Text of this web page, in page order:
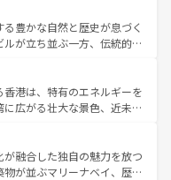
多彩な魅力を心ゆくまで味
い。 なお、新着の韓国情報はコンテンツ一
。ハノイの古い町並みやホ
の建物も、独特の雰囲気を
ティの豊かさとおいしさで
トナムコーヒーなどは、ぜ
を訪れてもあたたかい人々
きっと忘れられない旅にな
豊かな自然と歴史が息づく
が立ち並ぶ一方、伝統的な
はチェンマイなどの山岳地
プーケットやクラビの美し
むことができる。タイ料理
どの季節にも異なる楽しみ
イの人々、仏教を中心とし
が、訪れる旅人を魅了し続
港は、特有のエネルギーを
広がる壮大な景色、近未来
ず。観光スポットが密集し
れるのも魅力。息をのむよ
、香港を存分に楽しみ尽く
融合した独自の魅力を放つ
が並ぶマリーナベイ、歴史